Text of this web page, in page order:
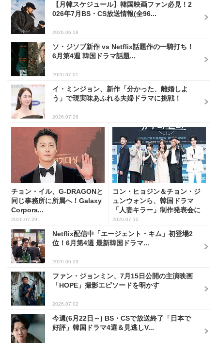
【月韓スケジュール】韓国映画ファン必見！2
026年7月BS・CS放送情報(全96...
2026.06.18
ソ・ジソブ新作 vs Netflix話題作の一騎打ち！
6月第4週 韓国ドラマ話題...
2026.07.01
イ・ミンジョン、新作「分かった、離婚しよ
う」で現実味あふれる夫婦ドラマに挑戦！
2026.07.28
チョン・イル、G-DRAGONと
同じ事務所に所属へ！Galaxy
Corpora...
2026.07.29
コン・ヒョジン＆チョン・ジ
ュンウォンら、韓国ドラマ
「人妻キラー」制作発表会に
出席...
2026.07.30
Netflix配信中「エージェント・キム」初登場2
位！6月第4週 最新韓国ドラマ...
2026.06.29
ファン・ジョンミン、7月15日公開の主演映画
「HOPE」撮影エピソードを明かす
2026.07.02
今週(6月22日～) BS・CSで放送終了「日本で
好評」韓国ドラマ4選＆見逃しV...